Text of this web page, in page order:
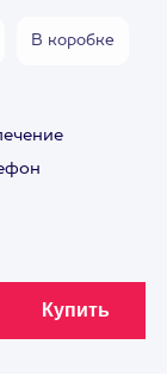
В коробке